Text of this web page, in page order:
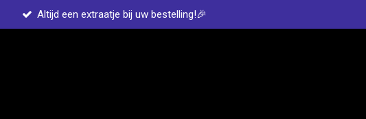
Altijd een extraatje bij uw bestelling!🎉